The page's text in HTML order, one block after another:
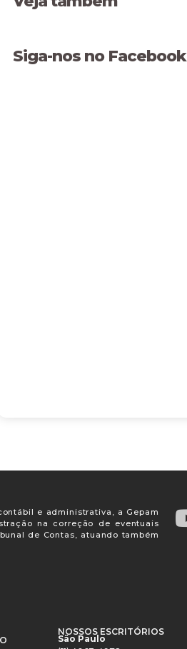
Siga-nos no Facebook
e administrativa, a Gepam
na correção de eventuais
de Contas, atuando também
NOSSOS ESCRITÓRIOS
São Paulo